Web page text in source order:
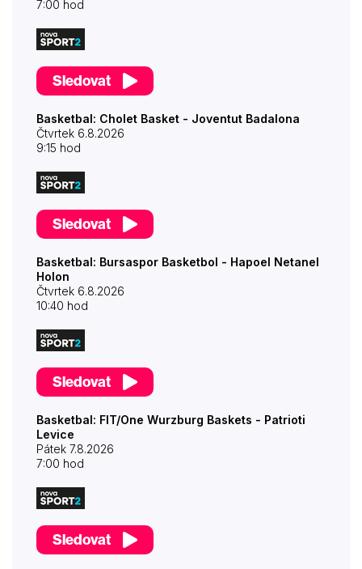
7:00 hod
Sledovat
Basketbal: Cholet Basket - Joventut Badalona
Čtvrtek 6.8.2026
9:15 hod
Sledovat
Basketbal: Bursaspor Basketbol - Hapoel Netanel
Holon
Čtvrtek 6.8.2026
10:40 hod
Sledovat
Basketbal: FIT/One Wurzburg Baskets - Patrioti
Levice
Pátek 7.8.2026
7:00 hod
Sledovat